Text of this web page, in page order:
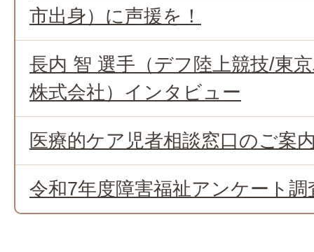
市出身）に声援を！
長内 智 選手（デフ陸上競技/東
株式会社）インタビュー
医療的ケア児者相談窓口のご案
令和7年度障害福祉アンケート